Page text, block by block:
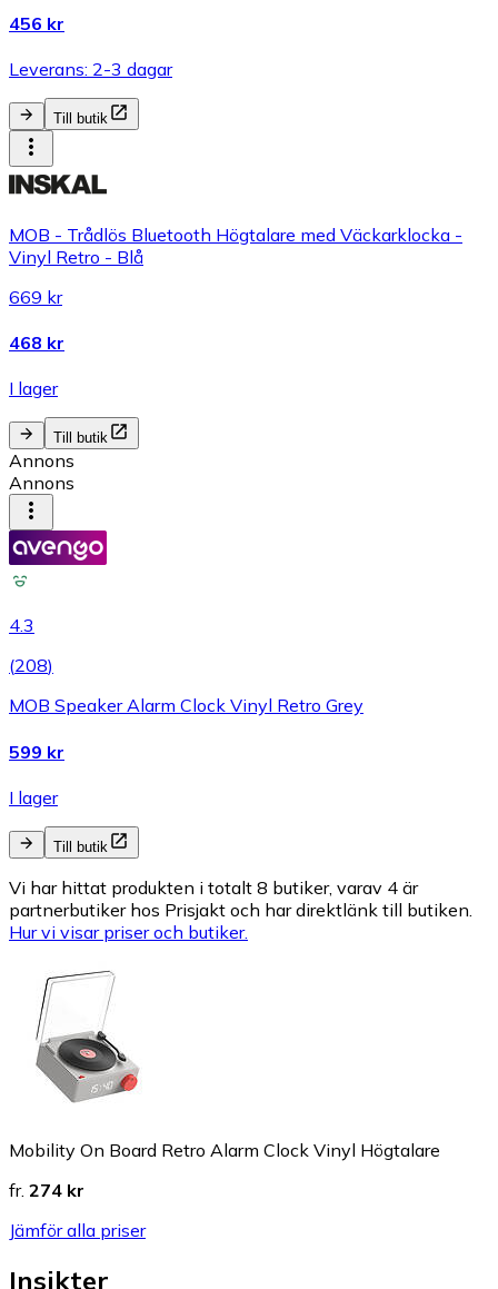
456 kr
Leverans: 2-3 dagar
Till butik
MOB - Trådlös Bluetooth Högtalare med Väckarklocka -
Vinyl Retro - Blå
669 kr
468 kr
I lager
Till butik
Annons
Annons
4.3
(208)
MOB Speaker Alarm Clock Vinyl Retro Grey
599 kr
I lager
Till butik
Vi har hittat produkten i totalt 8 butiker, varav 4 är
partnerbutiker hos Prisjakt och har direktlänk till butiken.
Hur vi visar priser och butiker.
Mobility On Board Retro Alarm Clock Vinyl Högtalare
fr. 274 kr
Jämför alla priser
Insikter